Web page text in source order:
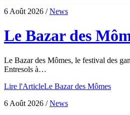
6 Août 2026 /News
Le Bazar des
Le Bazar des Mômes, le festival des
Entresols à…
Lire l'ArticleLe Bazar des Mômes
6 Août 2026 /News